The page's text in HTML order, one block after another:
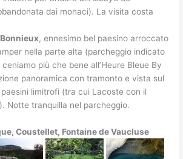
dai monaci). La visita costa
Bonnieux, ennesimo bel paesino arroccato
nella parte alta (parcheggio indicato
più che bene all’Heure Bleue By
panoramica con tramonto e vista sul
limitrofi (tra cui Lacoste con il
Notte tranquilla nel parcheggio.
Coustellet, Fontaine de Vaucluse